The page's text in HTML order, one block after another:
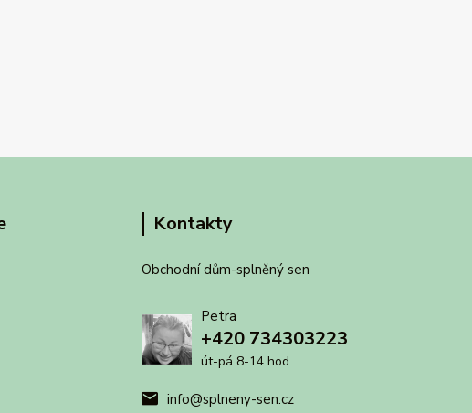
Kontakty
Obchodní dům-splněný sen
Petra
+420 734303223
út-pá 8-14 hod
info@splneny-sen.cz